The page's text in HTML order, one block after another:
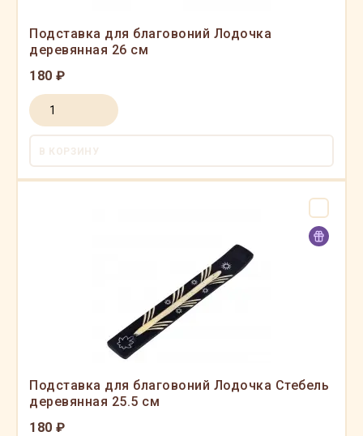
Подставка для благовоний Лодочка
деревянная 26 см
180 ₽
В КОРЗИНУ
Подставка для благовоний Лодочка Стебель
деревянная 25.5 см
180 ₽